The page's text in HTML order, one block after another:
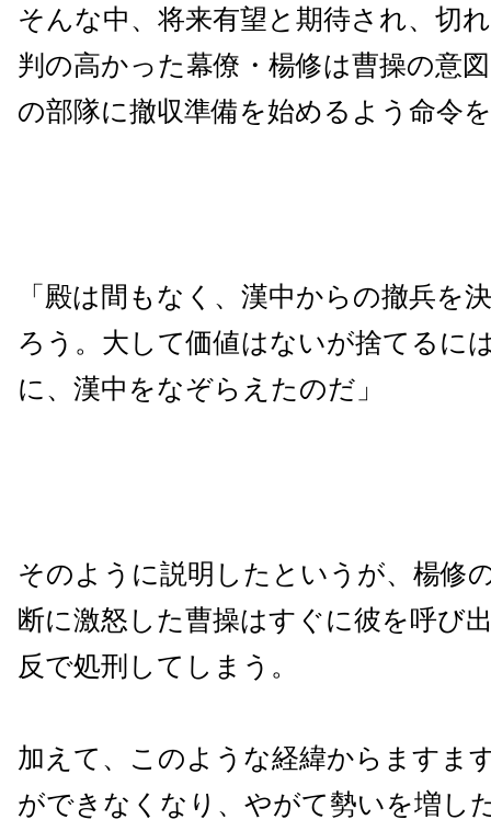
そんな中、将来有望と期待され、切
判の高かった幕僚・楊修は曹操の意
の部隊に撤収準備を始めるよう命令
「殿は間もなく、漢中からの撤兵を
ろう。大して価値はないが捨てるに
に、漢中をなぞらえたのだ」
そのように説明したというが、楊修
断に激怒した曹操はすぐに彼を呼び
反で処刑してしまう。
加えて、このような経緯からますま
ができなくなり、やがて勢いを増し